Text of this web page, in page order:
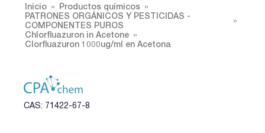
Inicio
Productos químicos
PATRONES ORGÁNICOS Y PESTICIDAS -
COMPONENTES PUROS
Chlorfluazuron in Acetone
Clorfluazuron 1000ug/ml en Acetona
CAS: 71422-67-8